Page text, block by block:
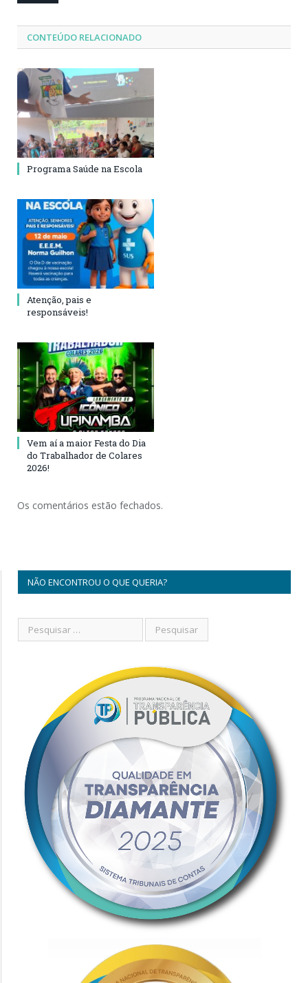
CONTEÚDO RELACIONADO
Programa Saúde na Escola
Atenção, pais e
responsáveis!
Vem aí a maior Festa do Dia
do Trabalhador de Colares
2026!
Os comentários estão fechados.
NÃO ENCONTROU O QUE QUERIA?